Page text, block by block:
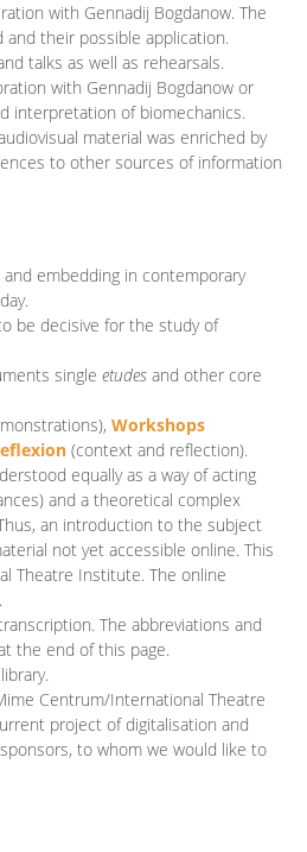
with Gennadij Bogdanow. The
their possible application.
talks as well as rehearsals.
with Gennadij Bogdanow or
interpretation of biomechanics.
material was enriched by
to other sources of information
embedding in contemporary
be decisive for the study of
single etudes and other core
Workshops
(context and reflection).
equally as a way of acting
and a theoretical complex
an introduction to the subject
not yet accessible online. This
Theatre Institute. The online
The abbreviations and
the end of this page.
Centrum/International Theatre
project of digitalisation and
to whom we would like to